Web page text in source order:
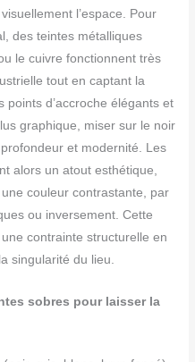
l’espace. Pour
des teintes métalliques
le cuivre fonctionnent très
tout en captant la
points d’accroche élégants et
graphique, miser sur le noir
et modernité. Les
alors un atout esthétique,
couleur contrastante, par
ou inversement. Cette
contrainte structurelle en
singularité du lieu.
sobres pour laisser la